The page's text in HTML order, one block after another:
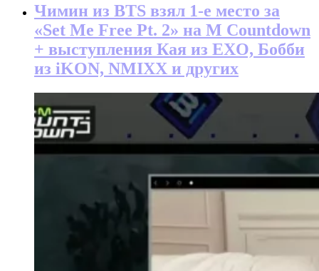
Чимин из BTS взял 1-е место за
«Set Me Free Pt. 2» на M Countdown
+ выступления Кая из EXO, Бобби
из iKON, NMIXX и других